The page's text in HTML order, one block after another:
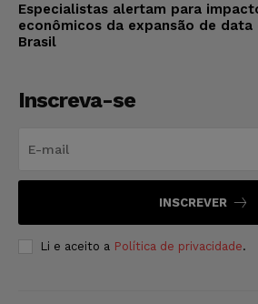
Especialistas alertam para
econômicos da expansão de data
Brasil
Inscreva-se
INSCREVER
Li e aceito a Política de privacidade.